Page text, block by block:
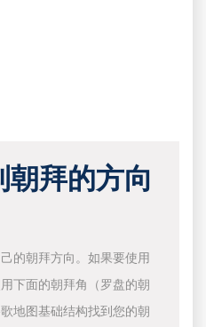
朝拜的方向
的朝拜方向。如果要使用
下面的朝拜角（罗盘的朝
地图基础结构找到您的朝